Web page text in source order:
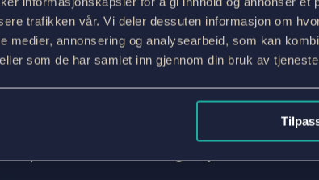
trafikken vår. Vi deler dessuten informasjon om
medier, annonsering og analysearbeid, som kan
som de har samlet inn gjennom din bruk av
som Vaset og Golsfjellet.
Avslutningen er intet mindre enn
Rallarvegen – Norges mest kjente
anleggsveien for Bergensbanen,
Turen avsluttes med en fartsfylt